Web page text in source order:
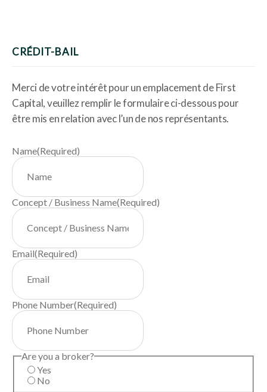
CRÉDIT-BAIL
Merci de votre intérêt pour un emplacement de First
Capital, veuillez remplir le formulaire ci-dessous pour
être mis en relation avec l’un de nos représentants.
Name(Required)
Concept / Business Name(Required)
Email(Required)
Phone Number(Required)
Are you a broker?
Yes
No